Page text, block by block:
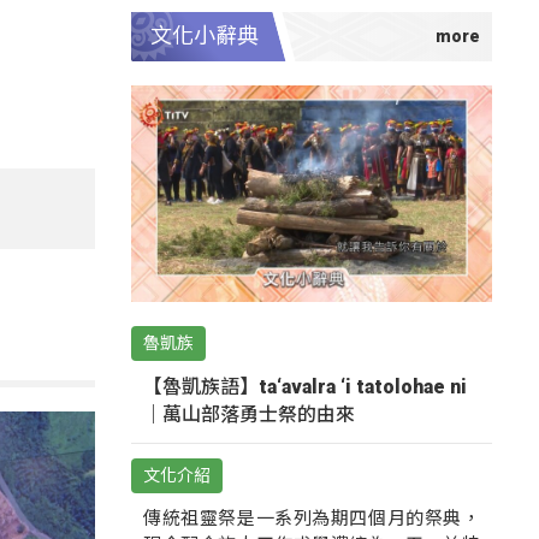
文化小辭典
魯凱族
【魯凱族語】ta‘avalra ‘i tatolohae ni
｜萬山部落勇士祭的由來
文化介紹
傳統祖靈祭是一系列為期四個月的祭典，